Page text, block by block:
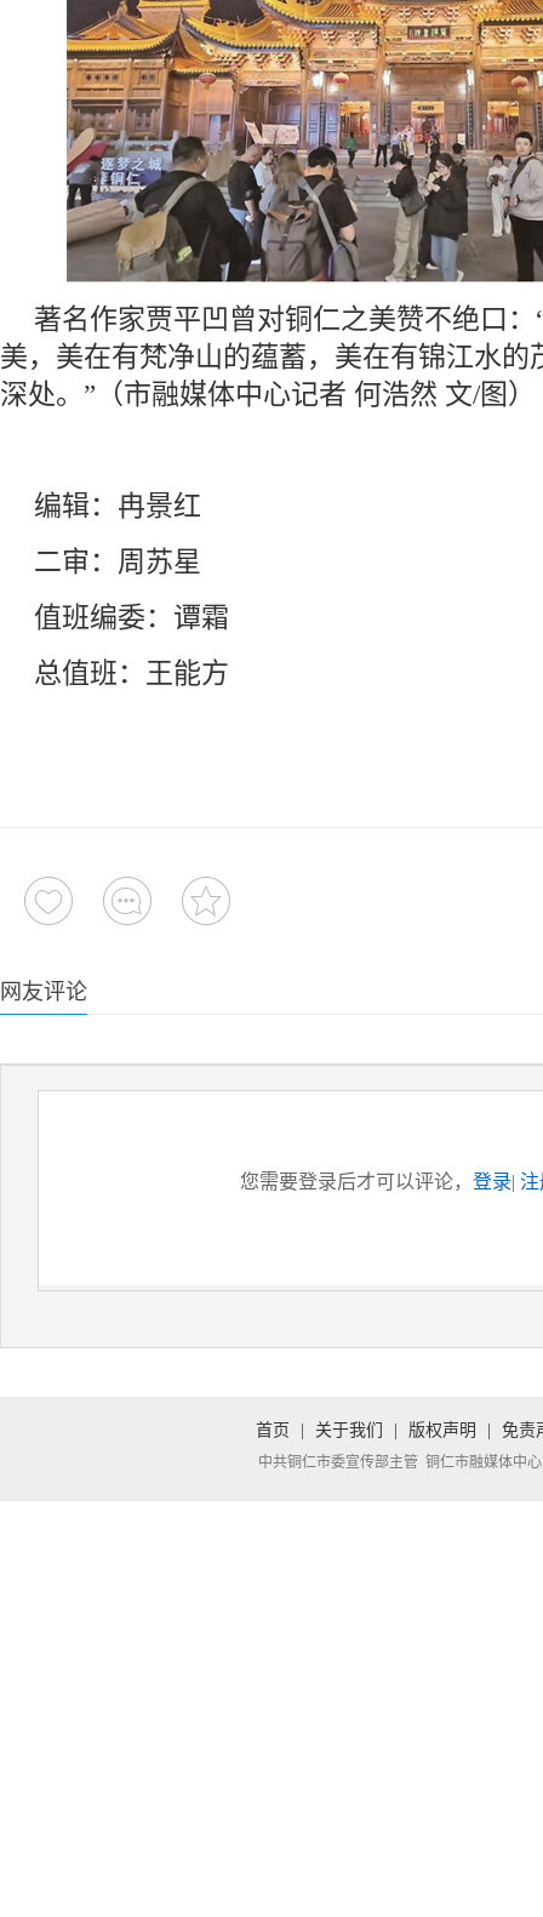
著名作家贾平凹曾对铜仁之美赞不绝口
美，美在有梵净山的蕴蓄，美在有锦江水的
深处。”（市融媒体中心记者 何浩然 文/图）
编辑：冉景红
二审：周苏星
值班编委：谭霜
总值班：王能方
网友评论
您需要登录后才可以评论，登录|
首页 关于我们 版权声明 免责
中共铜仁市委宣传部主管 铜仁市融媒体中心